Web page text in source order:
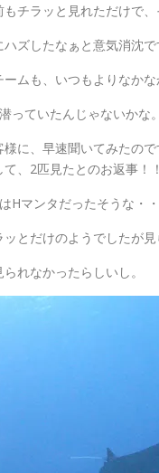
チラッと見れただけで
ズしたなぁと意気消沈で
ムも、いつもよりなか
っていたんじゃないかな。
に、早速聞いてみたの
、2匹見たとのお返事！！
Hマンタだったそうな・・
とだけのようでしたが
れなかったらしいし。